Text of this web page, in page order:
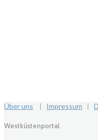
Über uns | Impressum |
Westküstenportal